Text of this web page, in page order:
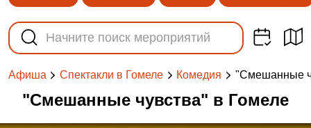
Афиша Спектакли в Гомеле Комедия "Смешанные
"Смешанные чувства" в Гомеле